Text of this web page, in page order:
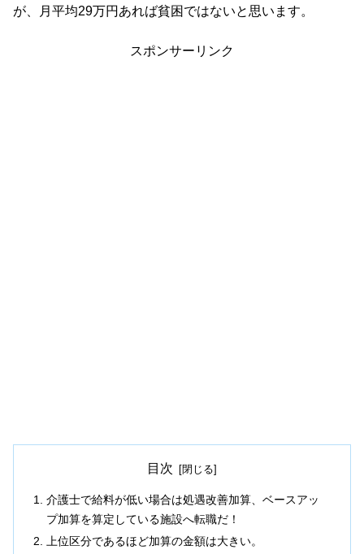
が、月平均29万円あれば貧困ではないと思います。
スポンサーリンク
目次
介護士で給料が低い場合は処遇改善加算、ベースアッ
プ加算を算定している施設へ転職だ！
上位区分であるほど加算の金額は大きい。